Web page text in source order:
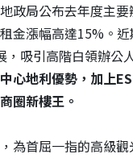
政局公布去年度主
金漲幅高達15%。
，吸引高階白領辦公
心地利優勢，加上
圈新樓王。
為首屈一指的高級